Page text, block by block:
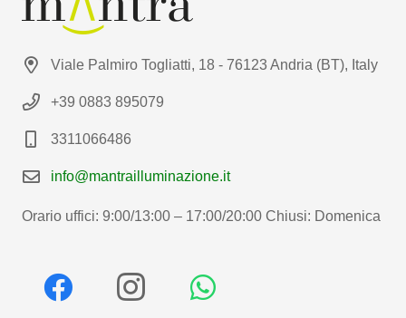
Viale Palmiro Togliatti, 18 - 76123 Andria (BT), Italy
+39 0883 895079
3311066486
info@mantrailluminazione.it
Orario uffici: 9:00/13:00 – 17:00/20:00 Chiusi: Domenica